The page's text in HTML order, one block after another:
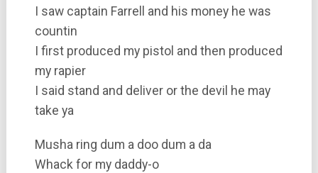
I saw captain Farrell and his money he was
countin
I first produced my pistol and then produced
my rapier
I said stand and deliver or the devil he may
take ya
Musha ring dum a doo dum a da
Whack for my daddy-o